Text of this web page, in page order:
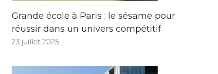
Grande école à Paris : le sésame pour
réussir dans un univers compétitif
23 juillet 2025